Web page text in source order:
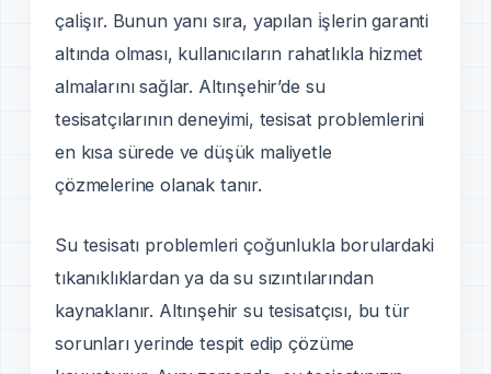
çali̇şır. Bunun yanı sıra, yapılan i̇şlerin garanti
altında olması, kullanıcıların rahatlıkla hizmet
almalarını sağlar. Altınşehir’de su
tesisatçılarının deneyimi, tesisat problemlerini
en kısa sürede ve düşük maliyetle
çözmelerine olanak tanır.
Su tesisatı problemleri çoğunlukla borulardaki
tıkanıklıklardan ya da su sızıntılarından
kaynaklanır. Altınşehir su tesisatçısı, bu tür
sorunları yerinde tespit edip çözüme